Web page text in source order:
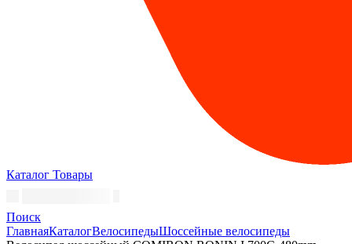
Каталог Товары
Поиск
ГлавнаяКаталогВелосипедыШоссейные велосипеды